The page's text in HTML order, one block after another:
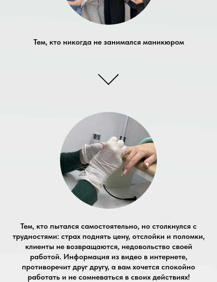
Тем, кто никогда не занимался маникюром
Тем, кто пытался самостоятельно, но столкнулся с
трудностями: страх поднять цену, отслойки и поломки,
клиенты не возвращаются, недовольство своей
работой. Информация из видео в интернете,
противоречит друг другу, а вам хочется спокойно
работать и не сомневаться в своих действиях!